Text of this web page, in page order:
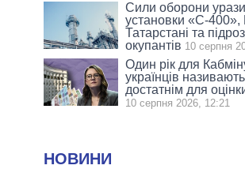
Сили оборони
установки «С-
Татарстані та
окупантів 10 серпня
Один рік для
українців
достатнім для
10 серпня 2026, 12:21
НОВИНИ